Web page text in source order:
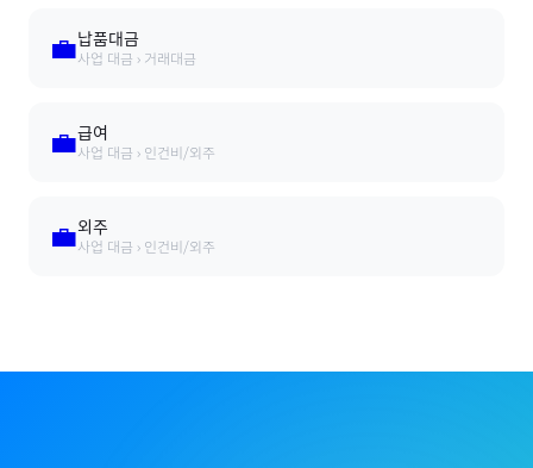
💼납품대금
사업 대금 › 거래대금
💼급여
사업 대금 › 인건비/외주
💼외주
사업 대금 › 인건비/외주